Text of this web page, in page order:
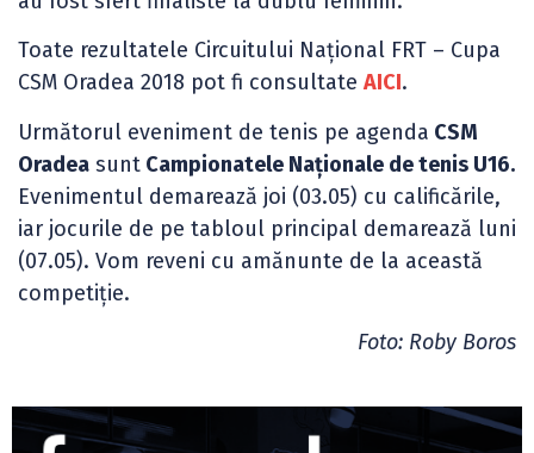
Toate rezultatele Circuitului Național FRT – Cupa
CSM Oradea 2018 pot fi consultate AICI.
Următorul eveniment de tenis pe agenda CSM
Oradea sunt Campionatele Naționale de tenis U16.
Evenimentul demarează joi (03.05) cu calificările,
iar jocurile de pe tabloul principal demarează luni
(07.05). Vom reveni cu amănunte de la această
competiție.
Foto: Roby Boros